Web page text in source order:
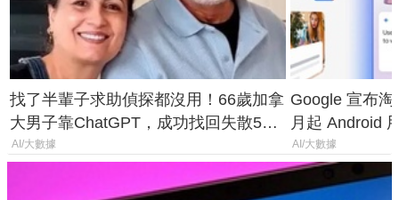
找了半輩子求助偵探都沒用！66歲加拿
大男子靠ChatGPT，成功找回失散50
年家人
AI/大數據
Google 宣布
月起 Android
AI/大數據